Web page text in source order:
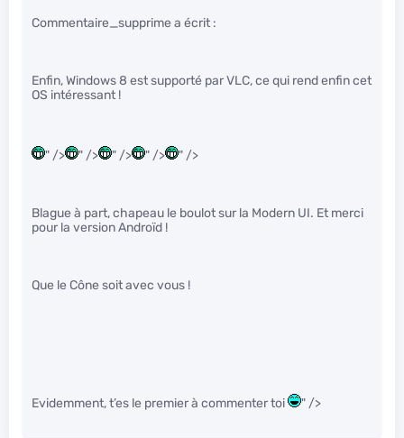
Commentaire_supprime a écrit :
Enfin, Windows 8 est supporté par VLC, ce qui rend enfin cet
OS intéressant !
" /> " /> " /> " /> " />
Blague à part, chapeau le boulot sur la Modern UI. Et merci
pour la version Androïd !
Que le Cône soit avec vous !
Evidemment, t’es le premier à commenter toi " />